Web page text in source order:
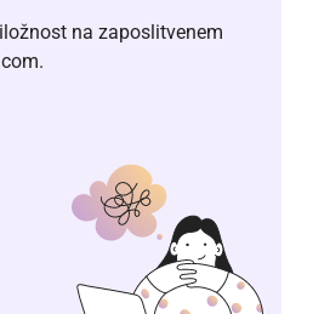
na zaposlitvenem